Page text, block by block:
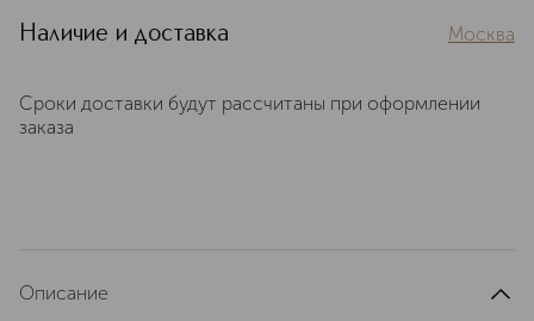
Наличие и доставка Москва
Сроки доставки будут рассчитаны при оформлении
заказа
Описание